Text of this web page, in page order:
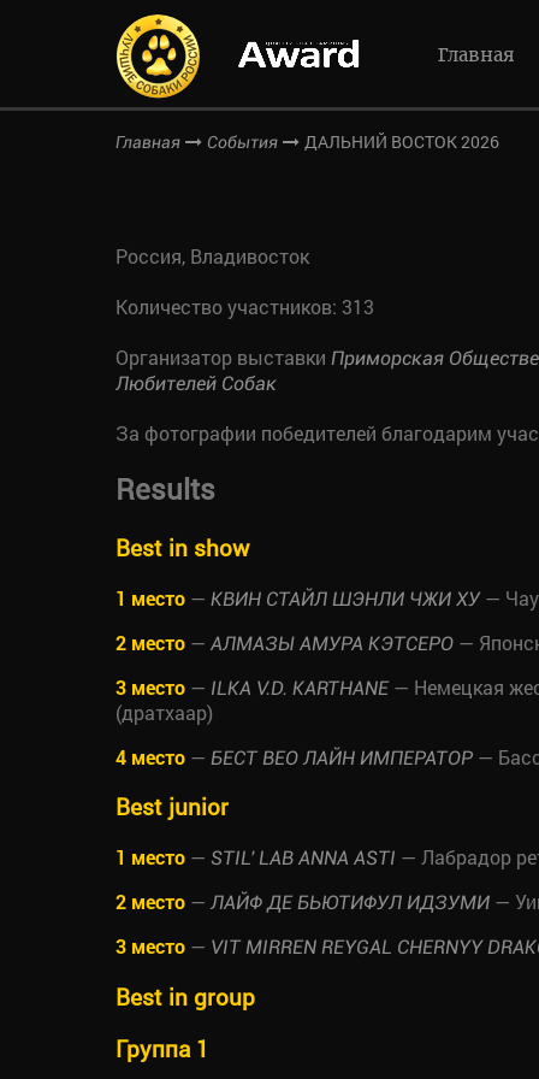
Главная
Главная События ДАЛЬНИЙ ВОСТОК 2026
Россия, Владивосток
Количество участников: 313
Организатор выставки Приморская
Любителей Собак
За фотографии победителей благодарим
Results
Best in show
1 место — КВИН СТАЙЛ ШЭНЛИ ЧЖИ ХУ— Чау
2 место — АЛМАЗЫ АМУРА КЭТСЕРО —
3 место — ILKA V.D. KARTHANE — Немецкая
(дратхаар)
4 место — БЕСТ ВЕО ЛАЙН ИМПЕРАТОР —
Best junior
1 место — STIL' LAB ANNA ASTI — Лабрадор
2 место — ЛАЙФ ДЕ БЬЮТИФУЛ ИДЗУМИ —
3 место — VIT MIRREN REYGAL CHERNYY
Best in group
Группа 1